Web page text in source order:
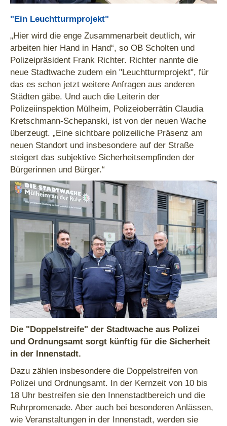
"Ein Leuchtturmprojekt"
„Hier wird die enge Zusammenarbeit deutlich, wir
arbeiten hier Hand in Hand“, so OB Scholten und
Polizeipräsident Frank Richter. Richter nannte die
neue Stadtwache zudem ein "Leuchtturmprojekt", für
das es schon jetzt weitere Anfragen aus anderen
Städten gäbe. Und auch die Leiterin der
Polizeiinspektion Mülheim, Polizeioberrätin Claudia
Kretschmann-Schepanski, ist von der neuen Wache
überzeugt. „Eine sichtbare polizeiliche Präsenz am
neuen Standort und insbesondere auf der Straße
steigert das subjektive Sicherheitsempfinden der
Bürgerinnen und Bürger.“
Die "Doppelstreife" der Stadtwache aus Polizei
und Ordnungsamt sorgt künftig für die Sicherheit
in der Innenstadt.
Dazu zählen insbesondere die Doppelstreifen von
Polizei und Ordnungsamt. In der Kernzeit von 10 bis
18 Uhr bestreifen sie den Innenstadtbereich und die
Ruhrpromenade. Aber auch bei besonderen Anlässen,
wie Veranstaltungen in der Innenstadt, werden sie